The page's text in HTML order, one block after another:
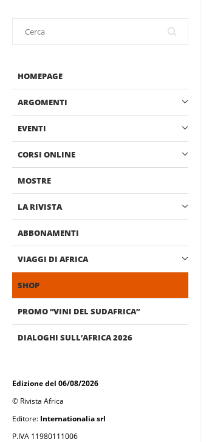
HOMEPAGE
ARGOMENTI
EVENTI
CORSI ONLINE
MOSTRE
LA RIVISTA
ABBONAMENTI
VIAGGI DI AFRICA
SHOP
PROMO “VINI DEL SUDAFRICA”
DIALOGHI SULL’AFRICA 2026
Edizione del 06/08/2026
© Rivista Africa
Editore: Internationalia srl
P.IVA 11980111006